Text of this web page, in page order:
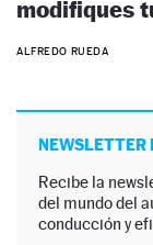
modifiques
ALFREDO RUEDA
NEWSLETTER
Recibe la
del mundo del
conducción y